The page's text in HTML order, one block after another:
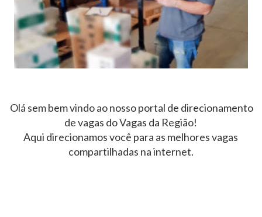
Olá sem bem vindo ao nosso portal de direcionamento
de vagas do Vagas da Região!
Aqui direcionamos você para as melhores vagas
compartilhadas na internet.